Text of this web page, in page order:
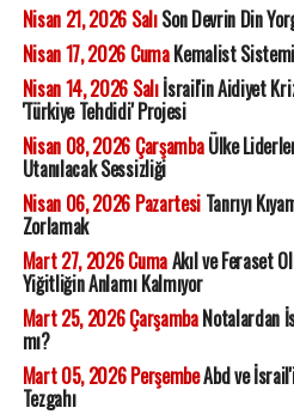
Nisan 21, 2026 SalıSon Devrin Din
Nisan 17, 2026 CumaKemalist
Nisan 14, 2026 Salıİsrail'in Aidiyet
'Türkiye Tehdidi' Projesi
Nisan 08, 2026 ÇarşambaÜlke
Utanılacak Sessizliği
Nisan 06, 2026 PazartesiTanrıyı
Zorlamak
Mart 27, 2026 CumaAkıl ve Feraset
Yiğitliğin Anlamı Kalmıyor
Mart 25, 2026 ÇarşambaNotalardan
mı?
Mart 05, 2026 PerşembeAbd ve
Tezgahı